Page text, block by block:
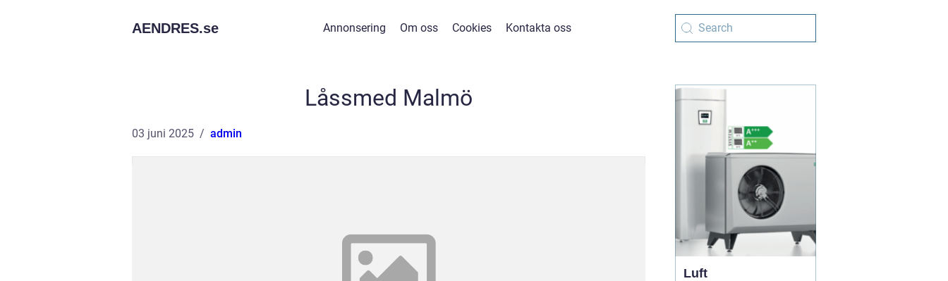
AENDRES.se Annonsering Om oss Cookies Kontakta oss
Låssmed Malmö
03 juni 2025 admin
Luft